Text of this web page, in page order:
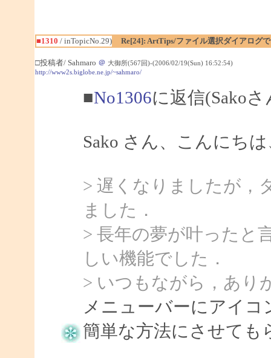
■1310 / inTopicNo.29) Re[24]: ArtTips/ファイル選択ダイアログ
□投稿者/ Sahmaro ＠ 大御所(567回)-(2006/02/19(Sun) 16:52:54)
http://www2s.biglobe.ne.jp/~sahmaro/
■No1306に返信(Sako
Sako さん、こんにちは
> 遅くなりましたが，
ました．
> 長年の夢が叶ったと
しい機能でした．
> いつもながら，あり
メニューバーにアイ
簡単な方法にさせても